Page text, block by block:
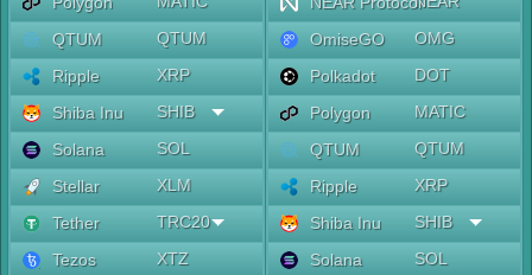
QTUM
QTUM
Ripple
XRP
Shiba Inu
SHIB
Solana
SOL
Stellar
XLM
Tether
TRC20
Tezos
XTZ
OmiseGO
OMG
Polkadot
DOT
Polygon
MATIC
QTUM
QTUM
Ripple
XRP
Shiba Inu
SHIB
Solana
SOL